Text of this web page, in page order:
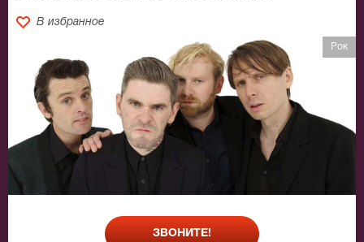
В избранное
Рок
ЗВОНИТЕ!